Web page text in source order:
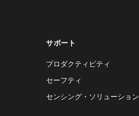
サポート
プロダクティビティ
セーフティ
センシング・ソリューション